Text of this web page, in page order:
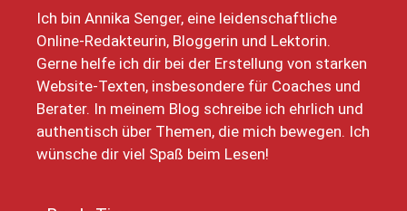
Ich bin Annika Senger, eine leidenschaftliche
Online-Redakteurin, Bloggerin und Lektorin.
Gerne helfe ich dir bei der Erstellung von starken
Website-Texten, insbesondere für Coaches und
Berater. In meinem Blog schreibe ich ehrlich und
authentisch über Themen, die mich bewegen. Ich
wünsche dir viel Spaß beim Lesen!